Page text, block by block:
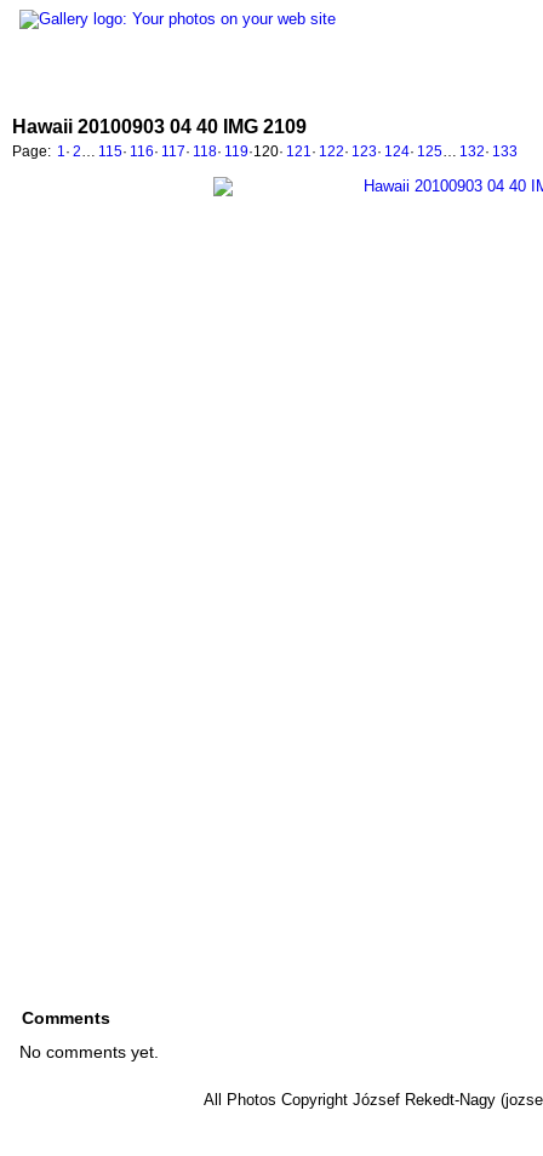
Hawaii 20100903 04 40 IMG 2109
Page: 1 · 2 115· 116· 117· 118· 119·120· 121 · 122· 123· 124· 125 132· 133
Comments
No comments yet.
All Photos Copyright József Rekedt-Nagy